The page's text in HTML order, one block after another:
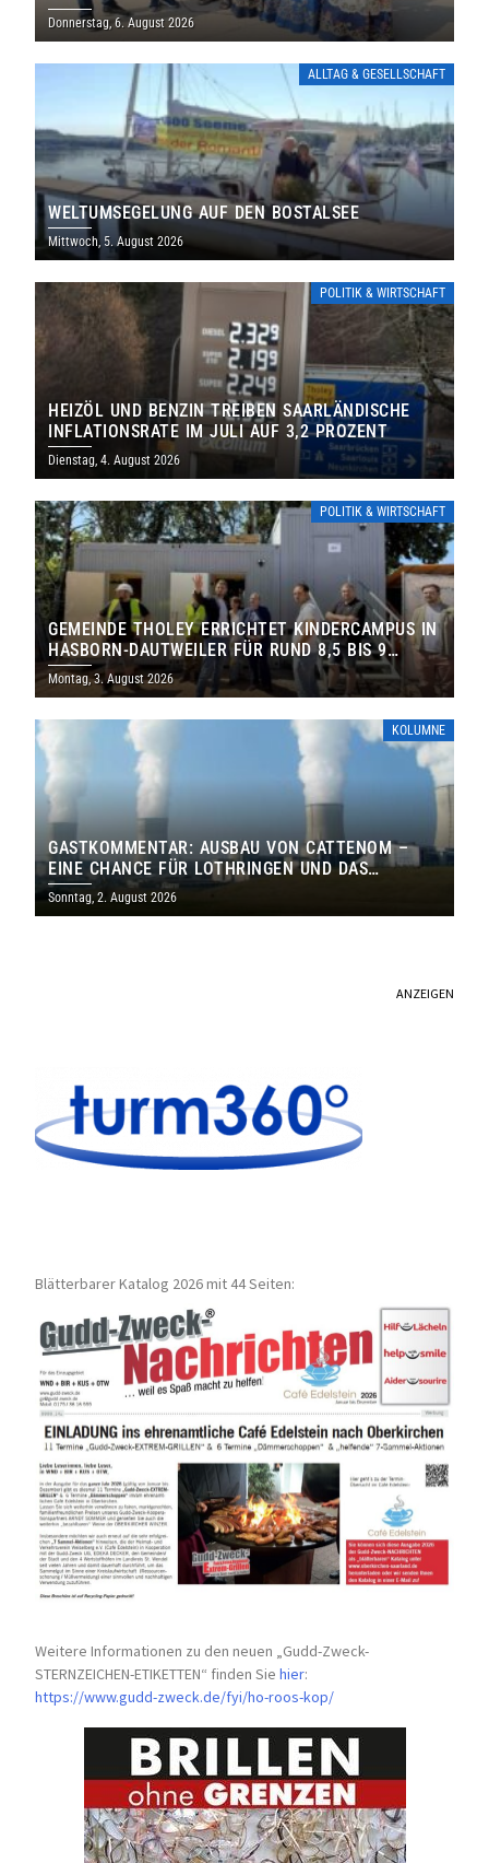
THOLEY
Donnerstag, 6. August 2026
ALLTAG & GESELLSCHAFT
WELTUMSEGELUNG AUF DEN BOSTALSEE
Mittwoch, 5. August 2026
POLITIK & WIRTSCHAFT
HEIZÖL UND BENZIN TREIBEN SAARLÄNDISCHE
INFLATIONSRATE IM JULI AUF 3,2 PROZENT
Dienstag, 4. August 2026
POLITIK & WIRTSCHAFT
GEMEINDE THOLEY ERRICHTET KINDERCAMPUS IN
HASBORN-DAUTWEILER FÜR RUND 8,5 BIS 9
MILLIONEN EURO
Montag, 3. August 2026
KOLUMNE
GASTKOMMENTAR: AUSBAU VON CATTENOM –
EINE CHANCE FÜR LOTHRINGEN UND DAS
SAARLAND
Sonntag, 2. August 2026
ANZEIGEN
Blätterbarer Katalog 2026 mit 44 Seiten:
Weitere Informationen zu den neuen „Gudd-Zweck-
STERNZEICHEN-ETIKETTEN“ finden Siehier:
https://www.gudd-zweck.de/fyi/ho-roos-kop/